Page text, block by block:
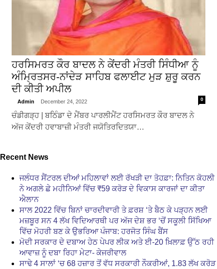
ਹਰਸਿਮਰਤ ਕੌਰ ਬਾਦਲ ਨੇ ਕੇਂਦਰੀ ਮੰਤਰੀ ਸਿੰਧੀਆ ਨੂੰ
ਅੰਮ੍ਰਿਤਸਰ-ਨਾਂਦੇੜ ਸਾਹਿਬ ਫਲਾਈਟ ਮੁੜ ਸ਼ੁਰੂ ਕਰਨ
ਦੀ ਕੀਤੀ ਅਪੀਲ
Admin December 24, 2022 0
ਚੰਡੀਗੜ੍ਹ | ਬਠਿੰਡਾ ਦੇ ਮੈਂਬਰ ਪਾਰਲੀਮੈਂਟ ਹਰਸਿਮਰਤ ਕੌਰ ਬਾਦਲ ਨੇ
ਅੱਜ ਕੇਂਦਰੀ ਹਵਾਬਾਜ਼ੀ ਮੰਤਰੀ ਜਯੋਤਿਰਦਿਤਯਾ…
Recent News
ਜਲੰਧਰ ਸੈਂਟਰਲ ਦੀਆਂ ਮਹਿਲਾਵਾਂ ਲਈ ਰੱਖੜੀ ਦਾ ਤੋਹਫ਼ਾ: ਨਿਤਿਨ ਕੋਹਲੀ
ਨੇ ਅਗਲੇ ਛੇ ਮਹੀਨਿਆਂ ਵਿੱਚ ₹59 ਕਰੋੜ ਦੇ ਵਿਕਾਸ ਕਾਰਜਾਂ ਦਾ ਕੀਤਾ
ਐਲਾਨ
ਸਾਲ 2022 ਵਿੱਚ ਬਿਨਾਂ ਚਾਰਦੀਵਾਰੀ ਤੇ ਫ਼ਰਸ਼ ‘ਤੇ ਬੈਠ ਕੇ ਪੜ੍ਹਨ ਲਈ
ਮਜ਼ਬੂਰ ਸਨ 4 ਲੱਖ ਵਿਦਿਆਰਥੀ ਪਰ ਅੱਜ ਦੇਸ਼ ਭਰ ‘ਚੋਂ ਸਕੂਲੀ ਸਿੱਖਿਆ
ਵਿੱਚ ਮੋਹਰੀ ਬਣ ਕੇ ਉਭਰਿਆ ਪੰਜਾਬ: ਹਰਜੋਤ ਸਿੰਘ ਬੈਂਸ
ਮੋਦੀ ਸਰਕਾਰ ਦੇ ਦਬਾਅ ਹੇਠ ਪੇਪਰ ਲੀਕ ਅਤੇ ਈ-20 ਖ਼ਿਲਾਫ਼ ਉੱਠ ਰਹੀ
ਆਵਾਜ਼ ਨੂੰ ਦਬਾ ਰਿਹਾ ਮੇਟਾ- ਕੇਜਰੀਵਾਲ
ਸਾਢੇ 4 ਸਾਲਾਂ ‘ਚ 68 ਹਜ਼ਾਰ ਤੋਂ ਵੱਧ ਸਰਕਾਰੀ ਨੌਕਰੀਆਂ, 1.83 ਲੱਖ ਕਰੋੜ